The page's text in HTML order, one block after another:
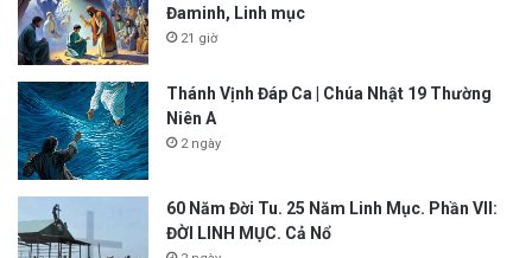
Đaminh, Linh mục
21 giờ
Thánh Vịnh Đáp Ca | Chúa Nhật 19 Thường
Niên A
2 ngày
60 Năm Đời Tu. 25 Năm Linh Mục. Phần VII:
ĐỜI LINH MỤC. Cả Nổ